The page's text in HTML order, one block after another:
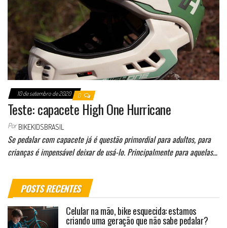
10 de setembro de 2020 0
Teste: capacete High One Hurricane
Por BIKEKIDSBRASIL
Se pedalar com capacete já é questão primordial para adultos, para
crianças é impensável deixar de usá-lo. Principalmente para aquelas…
POSTS RECENTES
Celular na mão, bike esquecida: estamos
criando uma geração que não sabe pedalar?